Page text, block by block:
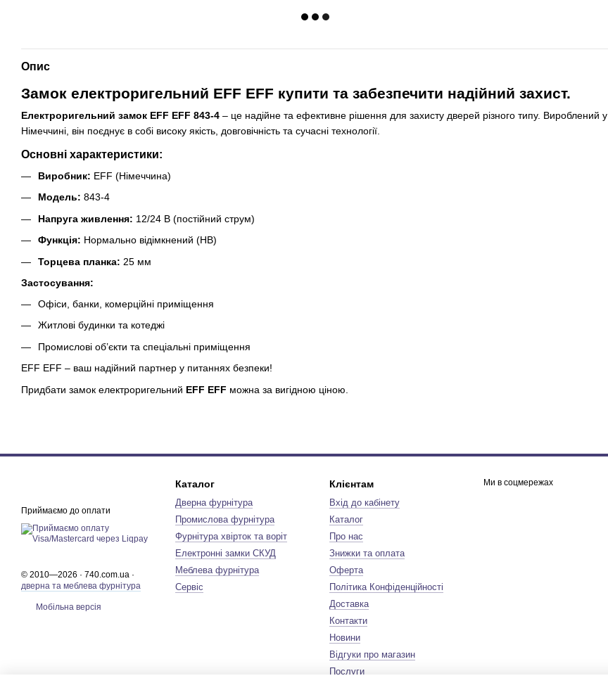
Опис
Замок електроригельний EFF EFF купити та забезпечити надійний захист.
Електроригельний замок EFF EFF 843-4 – це надійне та ефективне рішення для захисту дверей різного типу. Вироблений у
Німеччині, він поєднує в собі високу якість, довговічність та сучасні технології.
Основні характеристики:
Виробник: EFF (Німеччина)
Модель: 843-4
Напруга живлення: 12/24 В (постійний струм)
Функція: Нормально відімкнений (НВ)
Торцева планка: 25 мм
Застосування:
Офіси, банки, комерційні приміщення
Житлові будинки та котеджі
Промислові об’єкти та спеціальні приміщення
EFF EFF – ваш надійний партнер у питаннях безпеки!
Придбати замок електроригельний EFF EFF можна за вигідною ціною.
Приймаємо до оплати
© 2010—2026 · 740.com.ua ·
дверна та меблева фурнітура
Мобільна версія
Каталог
Дверна фурнітура
Промислова фурнітура
Фурнітура хвірток та воріт
Електронні замки СКУД
Меблева фурнітура
Сервіс
Клієнтам
Вхід до кабінету
Каталог
Про нас
Знижки та оплата
Оферта
Політика Конфіденційності
Доставка
Контакти
Новини
Відгуки про магазин
Послуги
Ми в соцмережах